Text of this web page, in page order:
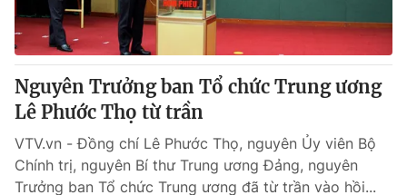
Nguyên Trưởng ban Tổ chức Trung ương
Lê Phước Thọ từ trần
VTV.vn - Đồng chí Lê Phước Thọ, nguyên Ủy viên Bộ
Chính trị, nguyên Bí thư Trung ương Đảng, nguyên
Trưởng ban Tổ chức Trung ương đã từ trần vào hồi...